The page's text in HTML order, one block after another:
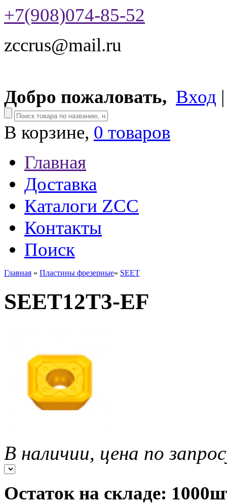
+7(908)074-85-52
zccrus@mail.ru
Добро пожаловать, Вход
В корзине, 0 товаров
Главная
Доставка
Каталоги ZCC
Контакты
Поиск
Главная » Пластины фрезерные» SEET
SEET12T3-EF
В наличии, цена по
Остаток на складе: